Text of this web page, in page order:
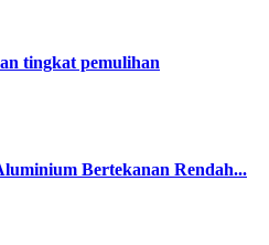
tingkat pemulihan
Bertekanan Rendah...